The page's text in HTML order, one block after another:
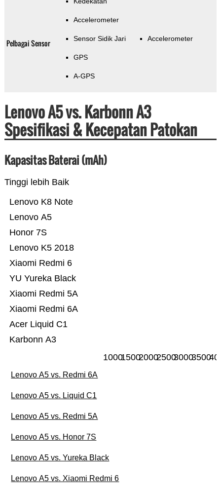
Pelbagai Sensor
Accelerometer
Sensor Sidik Jari
GPS
A-GPS
Accelerometer
Lenovo A5 vs. Karbonn A3
Spesifikasi & Kecepatan Patokan
Kapasitas Baterai (mAh)
Tinggi lebih Baik
Karbonn A3
Acer Liquid C1
Xiaomi Redmi 6A
Xiaomi Redmi 5A
YU Yureka Black
Xiaomi Redmi 6
Lenovo K5 2018
Honor 7S
Lenovo A5
Lenovo K8 Note
100015002000250030003500
Lenovo A5 vs. Redmi 6A
Lenovo A5 vs. Liquid C1
Lenovo A5 vs. Redmi 5A
Lenovo A5 vs. Honor 7S
Lenovo A5 vs. Yureka Black
Lenovo A5 vs. Xiaomi Redmi 6